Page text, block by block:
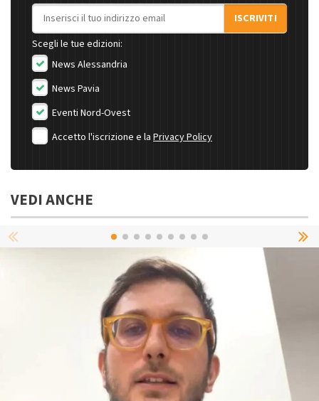
Indirizzo email
ISCRIVITI
Scegli le tue edizioni:
News Alessandria
News Pavia
Eventi Nord-Ovest
Accetto l'iscrizione e la Privacy Policy
VEDI ANCHE